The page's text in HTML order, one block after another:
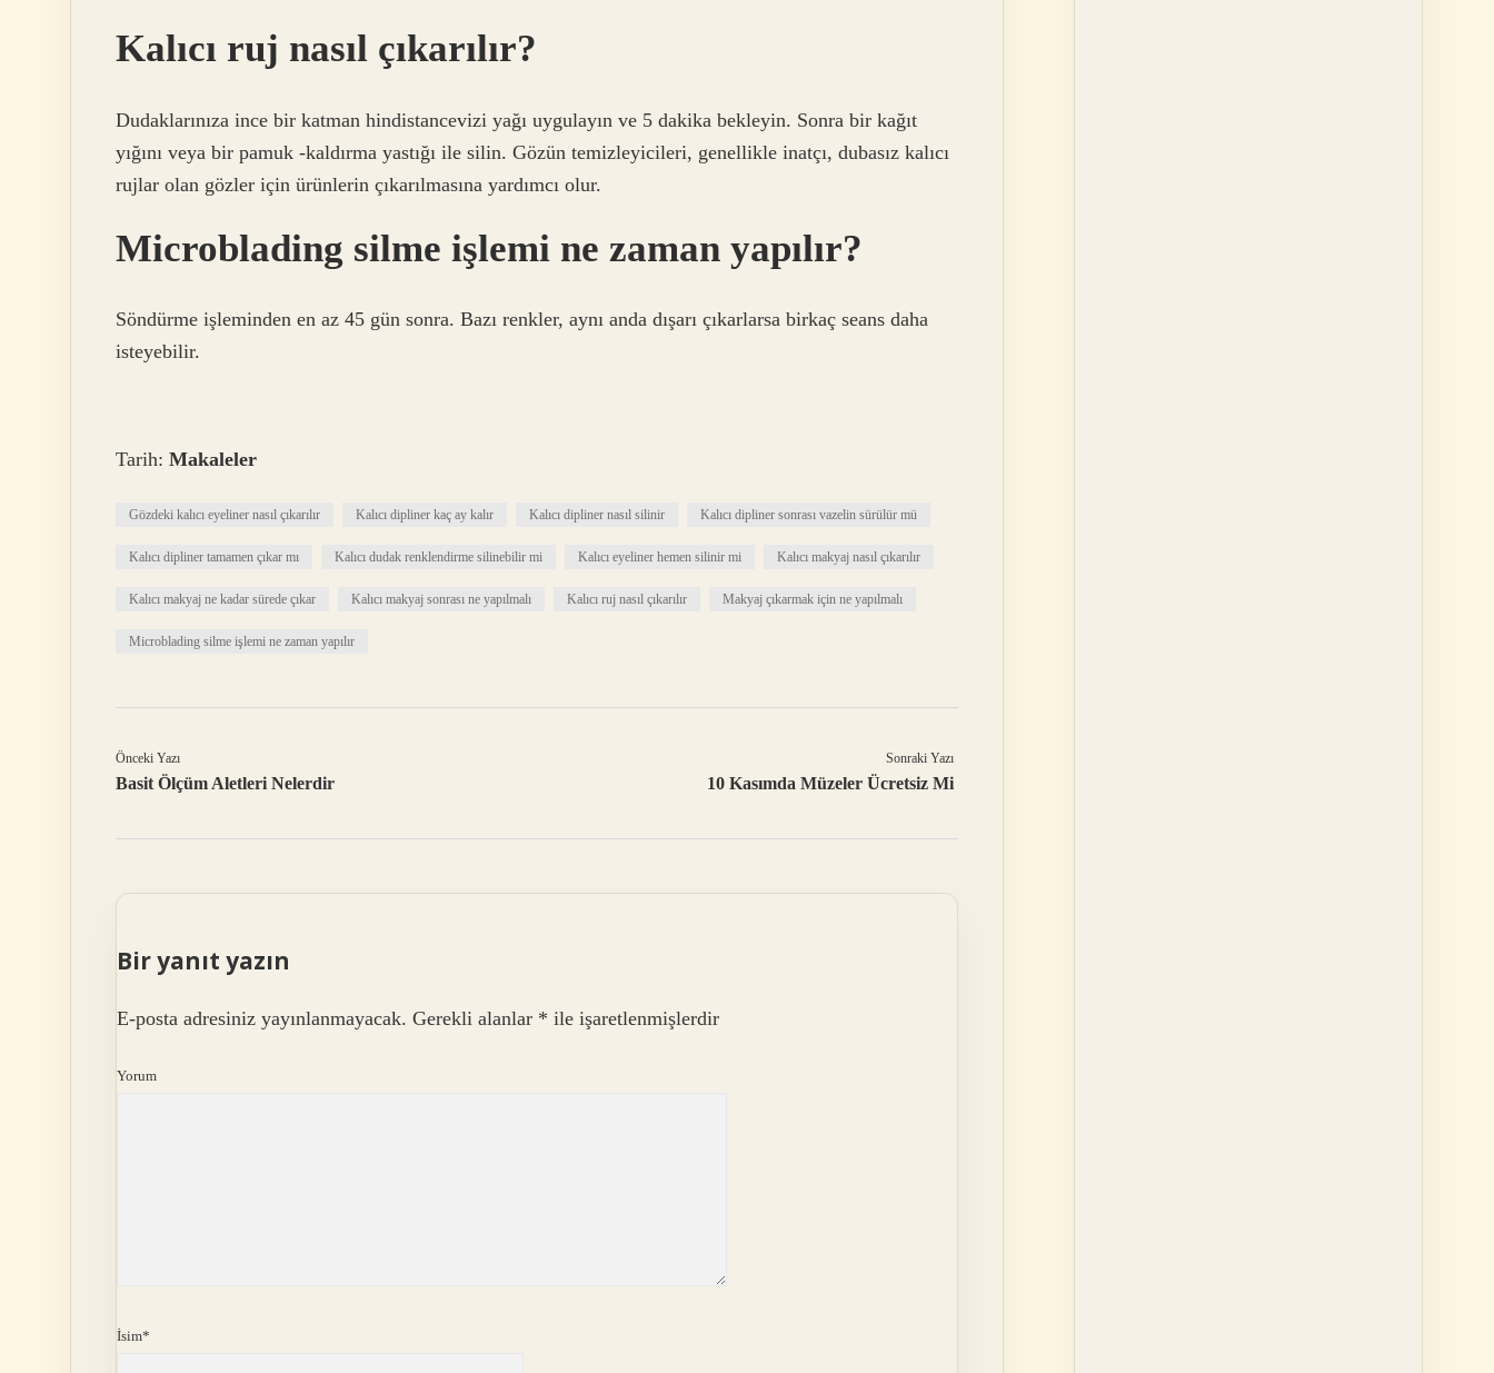
Kalıcı ruj nasıl çıkarılır?
Dudaklarınıza ince bir katman hindistancevizi yağı uygulayın ve 5 dakika bekleyin. Sonra bir kağıt
yığını veya bir pamuk -kaldırma yastığı ile silin. Gözün temizleyicileri, genellikle inatçı, dubasız kalıcı
rujlar olan gözler için ürünlerin çıkarılmasına yardımcı olur.
Microblading silme işlemi ne zaman yapılır?
Söndürme işleminden en az 45 gün sonra. Bazı renkler, aynı anda dışarı çıkarlarsa birkaç seans daha
isteyebilir.
Tarih: Makaleler
Gözdeki kalıcı eyeliner nasıl çıkarılır Kalıcı dipliner kaç ay kalır Kalıcı dipliner nasıl silinir Kalıcı dipliner sonrası vazelin sürülür mü
Kalıcı dipliner tamamen çıkar mı Kalıcı dudak renklendirme silinebilir mi Kalıcı eyeliner hemen silinir mi Kalıcı makyaj nasıl çıkarılır
Kalıcı makyaj ne kadar sürede çıkar Kalıcı makyaj sonrası ne yapılmalı Kalıcı ruj nasıl çıkarılır Makyaj çıkarmak için ne yapılmalı
Microblading silme işlemi ne zaman yapılır
Önceki Yazı
Basit Ölçüm Aletleri Nelerdir
Sonraki Yazı
10 Kasımda Müzeler Ücretsiz Mi
Bir yanıt yazın
E-posta adresiniz yayınlanmayacak. Gerekli alanlar * ile işaretlenmişlerdir
Yorum
İsim*